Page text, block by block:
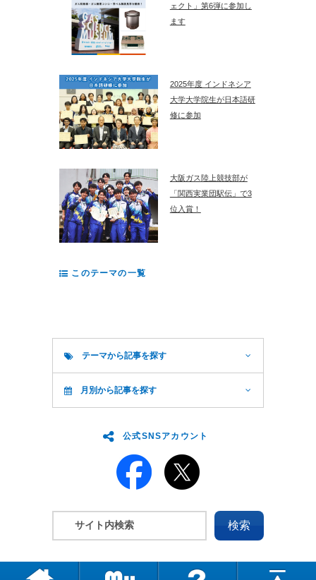
ェクト」第6弾に参加し
ます
2025年度 インドネシア
大学大学院生が日本語研
修に参加
大阪ガス陸上競技部が
「関西実業団駅伝」で3
位入賞！
このテーマの一覧
テーマから記事を探す
月別から記事を探す
公式SNSアカウント